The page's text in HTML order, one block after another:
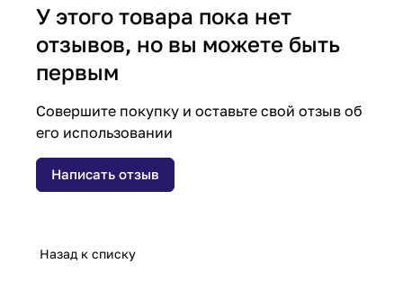
У этого товара пока нет
отзывов, но вы можете быть
первым
Совершите покупку и оставьте свой отзыв об
его использовании
Написать отзыв
Назад к списку